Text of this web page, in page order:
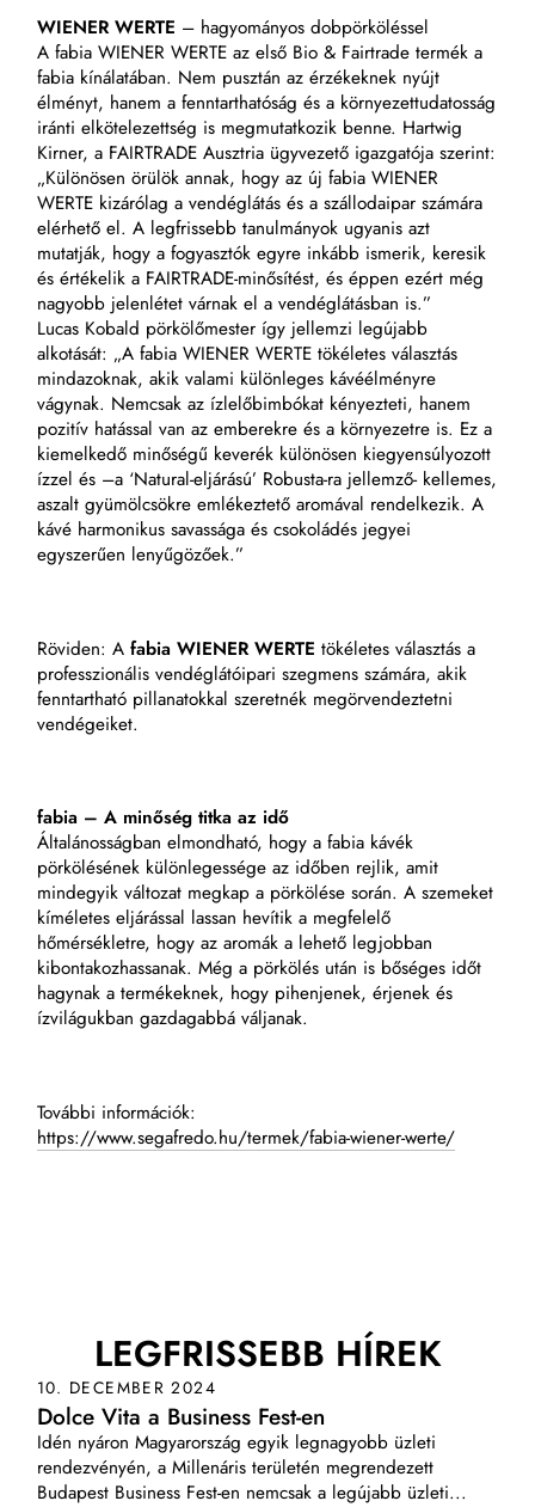
WIENER WERTE – hagyományos dobpörköléssel
A fabia WIENER WERTE az első Bio & Fairtrade termék a
fabia kínálatában. Nem pusztán az érzékeknek nyújt
élményt, hanem a fenntarthatóság és a környezettudatosság
iránti elkötelezettség is megmutatkozik benne. Hartwig
Kirner, a FAIRTRADE Ausztria ügyvezető igazgatója szerint:
„Különösen örülök annak, hogy az új fabia WIENER
WERTE kizárólag a vendéglátás és a szállodaipar számára
elérhető el. A legfrissebb tanulmányok ugyanis azt
mutatják, hogy a fogyasztók egyre inkább ismerik, keresik
és értékelik a FAIRTRADE-minősítést, és éppen ezért még
nagyobb jelenlétet várnak el a vendéglátásban is.”
Lucas Kobald pörkölőmester így jellemzi legújabb
alkotását: „A fabia WIENER WERTE tökéletes választás
mindazoknak, akik valami különleges kávéélményre
vágynak. Nemcsak az ízlelőbimbókat kényezteti, hanem
pozitív hatással van az emberekre és a környezetre is. Ez a
kiemelkedő minőségű keverék különösen kiegyensúlyozott
ízzel és –a ‘Natural-eljárású’ Robusta-ra jellemző- kellemes,
aszalt gyümölcsökre emlékeztető aromával rendelkezik. A
kávé harmonikus savassága és csokoládés jegyei
egyszerűen lenyűgözőek.”
Röviden: A fabia WIENER WERTE tökéletes választás a
professzionális vendéglátóipari szegmens számára, akik
fenntartható pillanatokkal szeretnék megörvendeztetni
vendégeiket.
fabia – A minőség titka az idő
Általánosságban elmondható, hogy a fabia kávék
pörkölésének különlegessége az időben rejlik, amit
mindegyik változat megkap a pörkölése során. A szemeket
kíméletes eljárással lassan hevítik a megfelelő
hőmérsékletre, hogy az aromák a lehető legjobban
kibontakozhassanak. Még a pörkölés után is bőséges időt
hagynak a termékeknek, hogy pihenjenek, érjenek és
ízvilágukban gazdagabbá váljanak.
További információk:
https://www.segafredo.hu/termek/fabia-wiener-werte/
LEGFRISSEBB HÍREK
10. DECEMBER 2024
Dolce Vita a Business Fest-en
Idén nyáron Magyarország egyik legnagyobb üzleti
rendezvényén, a Millenáris területén megrendezett
Budapest Business Fest-en nemcsak a legújabb üzleti...